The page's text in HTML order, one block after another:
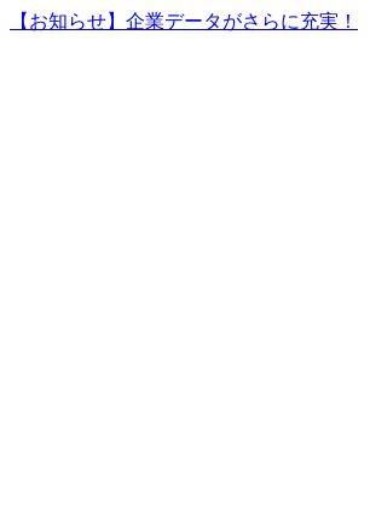
【お知らせ】企業データがさらに充実！